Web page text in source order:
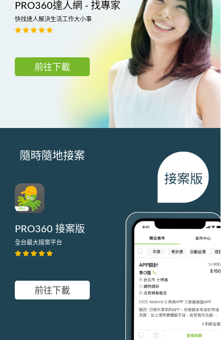
PRO360達人網 - 找專家
快找達人解決生活工作大小事
前往下載
隨時隨地接案
PRO360 接案版
全台最大接案平台
前往下載